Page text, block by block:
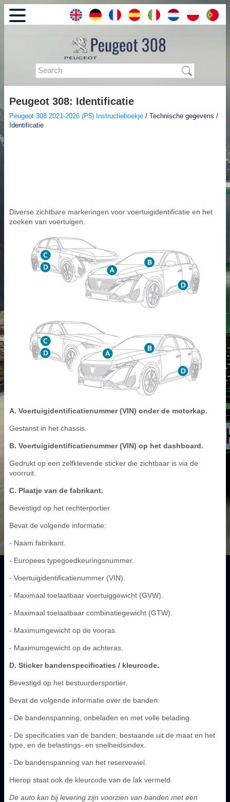
Peugeot 308: Identificatie
Peugeot 308 2021-2026 (P5) Instructieboekje / Technische gegevens /
Identificatie
Diverse zichtbare markeringen voor voertuigidentificatie en het
zoeken van voertuigen.
A. Voertuigidentificatienummer (VIN) onder de motorkap.
Gestanst in het chassis.
B. Voertuigidentificatienummer (VIN) op het dashboard.
Gedrukt op een zelfklevende sticker die zichtbaar is via de
voorruit.
C. Plaatje van de fabrikant.
Bevestigd op het rechterportier.
Bevat de volgende informatie:
- Naam fabrikant.
- Europees typegoedkeuringsnummer.
- Voertuigidentificatienummer (VIN).
- Maximaal toelaatbaar voertuiggewicht (GVW).
- Maximaal toelaatbaar combinatiegewicht (GTW).
- Maximumgewicht op de vooras.
- Maximumgewicht op de achteras.
D. Sticker bandenspecificaties / kleurcode.
Bevestigd op het bestuurdersportier.
Bevat de volgende informatie over de banden:
- De bandenspanning, onbeladen en met volle belading.
- De specificaties van de banden, bestaande uit de maat en het
type, en de belastings- en snelheidsindex.
- De bandenspanning van het reservewiel.
Hierop staat ook de kleurcode van de lak vermeld.
De auto kan bij levering zijn voorzien van banden met een